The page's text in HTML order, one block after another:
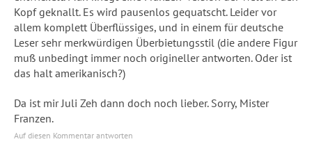
Kopf geknallt. Es wird pausenlos gequatscht. Leider vor
allem komplett Überflüssiges, und in einem für deutsche
Leser sehr merkwürdigen Überbietungsstil (die andere Figur
muß unbedingt immer noch origineller antworten. Oder ist
das halt amerikanisch?)
Da ist mir Juli Zeh dann doch noch lieber. Sorry, Mister
Franzen.
Auf diesen Kommentar antworten